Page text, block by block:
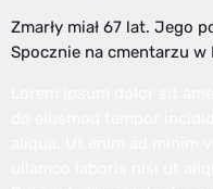
Zmarły miał 67 lat. Jego
Spocznie na cmentarzu w